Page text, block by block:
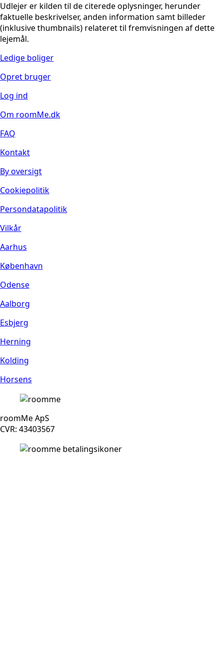
Udlejer er kilden til de citerede oplysninger, herunder
faktuelle beskrivelser, anden information samt billeder
(inklusive thumbnails) relateret til fremvisningen af dette
lejemål.
Ledige boliger
Opret bruger
Log ind
Om roomMe.dk
FAQ
Kontakt
By oversigt
Cookiepolitik
Persondatapolitik
Vilkår
Aarhus
København
Odense
Aalborg
Esbjerg
Herning
Kolding
Horsens
roomMe ApS
CVR: 43403567